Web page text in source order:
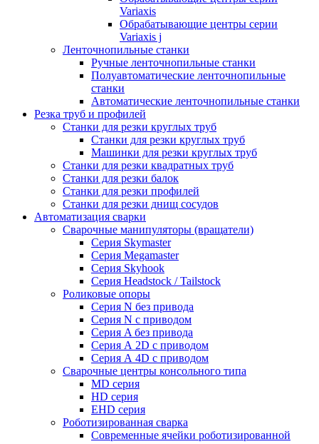
Variaxis
Обрабатывающие центры серии
Variaxis j
Ленточнопильные станки
Ручные ленточнопильные станки
Полуавтоматические ленточнопильные
станки
Автоматические ленточнопильные станки
Резка труб и профилей
Станки для резки круглых труб
Станки для резки круглых труб
Машинки для резки круглых труб
Станки для резки квадратных труб
Станки для резки балок
Станки для резки профилей
Станки для резки днищ сосудов
Автоматизация сварки
Сварочные манипуляторы (вращатели)
Серия Skymaster
Серия Megamaster
Серия Skyhook
Серия Headstock / Tailstock
Роликовые опоры
Серия N без привода
Серия N с приводом
Серия A без привода
Серия А 2D с приводом
Серия А 4D с приводом
Сварочные центры консольного типа
MD серия
HD серия
EHD серия
Роботизированная сварка
Современные ячейки роботизированной